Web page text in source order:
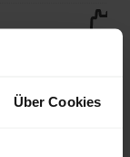
Über Cookies